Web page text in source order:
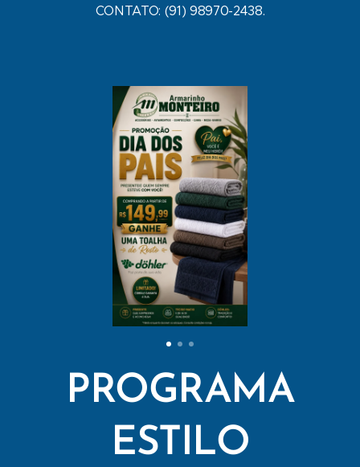
CONTATO: (91) 98970-2438.
PROGRAMA
ESTILO